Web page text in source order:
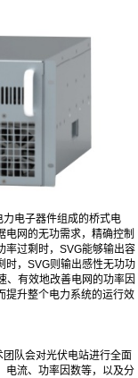
电子器件组成的桥式电
网的无功需求，精确控制
率过剩时，SVG能够输出容
时，SVG则输出感性无功功
、有效地改善电网的功率因
提升整个电力系统的运行效
队会对光伏电站进行全面
电流、功率因数等，以及分